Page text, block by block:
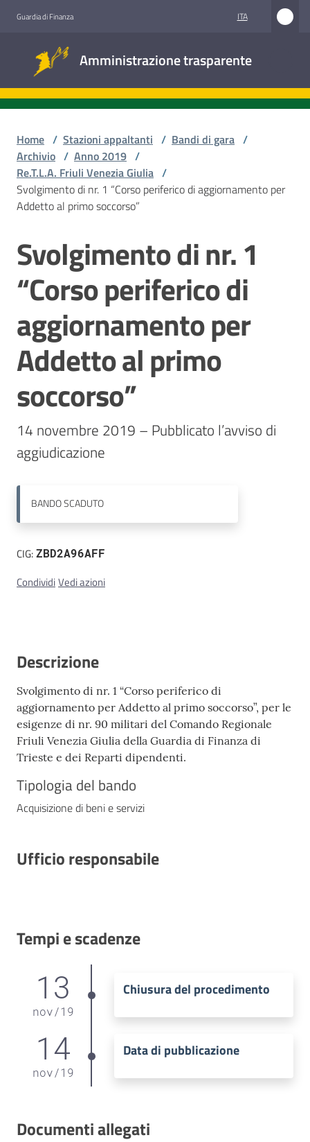
Guardia di Finanza ITA
Amministrazione trasparente
trasparente
Accesso
civico
appaltanti
Contatti
Home / Stazioni appaltanti / Bandi di gara /
Archivio / Anno 2019 /
Re.T.L.A. Friuli Venezia Giulia /
Svolgimento di nr. 1 “Corso periferico di aggiornamento per
Addetto al primo soccorso”
Salta al contenuto
Svolgimento di nr. 1
“Corso periferico di
aggiornamento per
Addetto al primo
soccorso”
14 novembre 2019 – Pubblicato l’avviso di
aggiudicazione
BANDOSCADUTO
CIG:ZBD2A96AFF
CondividiVedi azioni
Descrizione
Svolgimento di nr. 1 “Corso periferico di
aggiornamento per Addetto al primo soccorso”, per le
esigenze di nr. 90 militari del Comando Regionale
Friuli Venezia Giulia della Guardia di Finanza di
Trieste e dei Reparti dipendenti.
Tipologia del bando
Acquisizione di beni e servizi
Ufficio responsabile
Tempi e scadenze
13
nov/19
Chiusura del procedimento
14
nov/19
Data di pubblicazione
Documenti allegati